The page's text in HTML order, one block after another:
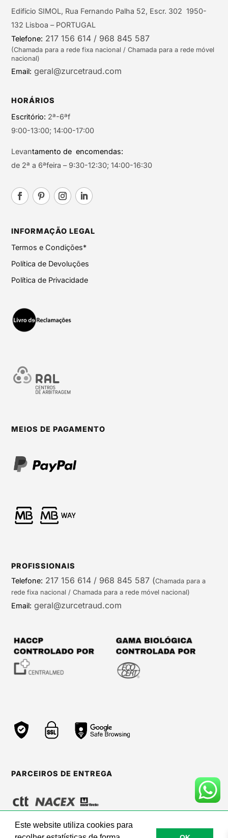
Edifício SIMOL, Rua Fernando Palha 52, Escr. 302 1950-
132 Lisboa – PORTUGAL
Telefone: 217 156 614 / 968 845 587
(Chamada para a rede fixa nacional / Chamada para a rede móvel
nacional)
Email: geral@zurcetraud.com
HORÁRIOS
Escritório: 2ª-6ªf
9:00-13:00; 14:00-17:00
Levantamento de encomendas:
de 2ª a 6ªfeira – 9:30-12:30; 14:00-16:30
INFORMAÇÃO LEGAL
Termos e Condições*
Política de Devoluções
Política de Privacidade
MEIOS DE PAGAMENTO
PROFISSIONAIS
Telefone: 217 156 614 / 968 845 587 (Chamada para a
rede fixa nacional / Chamada para a rede móvel nacional)
Email: geral@zurcetraud.com
PARCEIROS DE ENTREGA
Este website utiliza cookies para